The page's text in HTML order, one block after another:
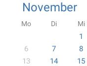
November
Mo Di Mi
1
6
7 8
13
14 15